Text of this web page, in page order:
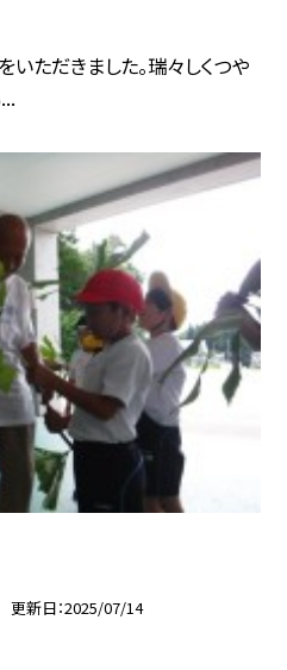
ただきました。瑞々しくつや
更新日 2025/07/14